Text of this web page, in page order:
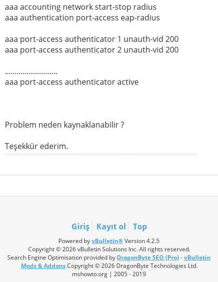
aaa accounting network start-stop radius
aaa authentication port-access eap-radius
aaa port-access authenticator 1 unauth-vid 200
aaa port-access authenticator 2 unauth-vid 200
...........................
aaa port-access authenticator active
Problem neden kaynaklanabilir ?
Teşekkür ederim.
Giriş Kayıt ol Top
Powered byvBulletin®Version 4.2.5
Copyright © 2026 vBulletin Solutions Inc. All rights reserved.
Search Engine Optimisation provided by DragonByte SEO (Pro)-vBulletin
Mods & AddonsCopyright © 2026 DragonByte Technologies Ltd.
mshowto.org | 2005 - 2019